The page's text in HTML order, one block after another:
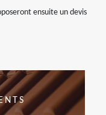
ensuite un devis